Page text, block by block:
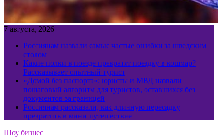
7 августа, 2026
Россиянам назвали самые частые ошибки за шведским
столом
Какие полки в поезде превратят поездку в кошмар?
Рассказывает опытный турист
«Домой без паспорта»: юристы и МВД назвали
пошаговый алгоритм для туристов, оставшихся без
документов за границей
Россиянам рассказали, как длинную пересадку
превратить в мини-путешествие
Шоу бизнес